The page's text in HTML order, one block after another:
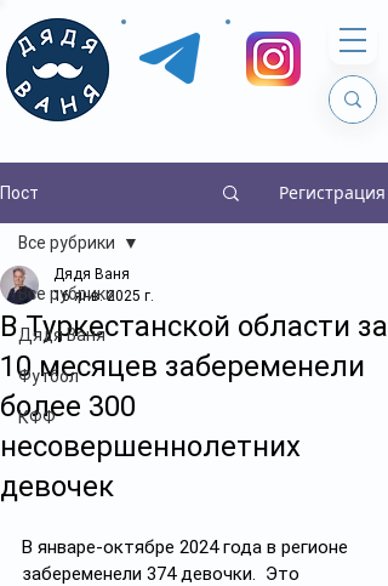
Пост Регистрация
Все рубрики
Дядя Ваня
Футбол
КФФ
Все рубрики
В Туркестанской области за
10 месяцев забеременели
более 300
несовершеннолетних
девочек
Дядя Ваня
16 янв. 2025 г.
В январе-октябре 2024 года в регионе
забеременели 374 девочки.  Это